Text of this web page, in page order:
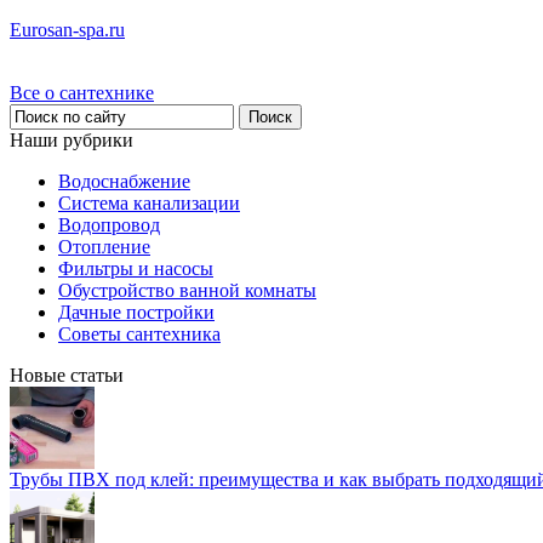
Eurosan-spa.ru
Все о сантехнике
Наши рубрики
Водоснабжение
Система канализации
Водопровод
Отопление
Фильтры и насосы
Обустройство ванной комнаты
Дачные постройки
Советы сантехника
Новые статьи
Трубы ПВХ под клей: преимущества и как выбрать